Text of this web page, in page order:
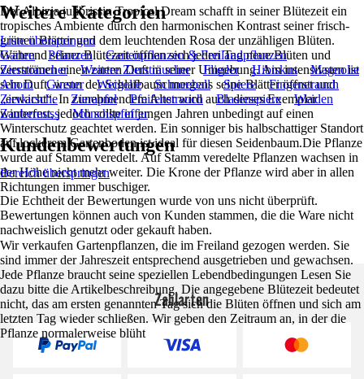
Der Albizia julibrissin Tropical Dream schafft in seiner Blütezeit ein
tropisches Ambiente durch den harmonischen Kontrast seiner frisch-
grünen Blätter und dem leuchtenden Rosa der unzähligen Blüten.
Während seiner Blütezeit öffnen sich jeden Tag neue Blüten und
verströmen einen zarten Duft in seiner Umgebung. Am intensivsten ist
sein Duft, wenn der Schlafbaum morgens seine Blätter öffnet und
„erwacht“. In zunehmendem Alter wird auch dieses Exemplar
winterfest, jedoch sollte in jungen Jahren unbedingt auf einen
Winterschutz geachtet werden. Ein sonniger bis halbschattiger Standort
auf lockerem Gartenboden ist ideal für diesen Seidenbaum.Die Pflanze
wurde auf Stamm veredelt. Auf Stamm veredelte Pflanzen wachsen in
der Höhe nicht mehr weiter. Die Krone der Pflanze wird aber in allen
Richtungen immer buschiger.
Wir verkaufen Gartenpflanzen, die im Freiland gezogen werden. Sie
sind immer der Jahreszeit entsprechend ausgetrieben und gewachsen.
Jede Pflanze braucht seine speziellen Lebendbedingungen Lesen Sie
dazu bitte die Artikelbeschreibung. Die angegebene Blütezeit bedeutet
nicht, das am ersten genannten Tag sich die Blüten öffnen und sich am
letzten Tag wieder schließen. Wir geben den Zeitraum an, in der die
Pflanze normalerweise blüht
Weitere Kategorien
Liste überspringen
Garten
Pflanzen
Gartenpflanzen & Freilandpflanzen
Ziersträucher
Weitere Ziersträucher Flieder Hibiskus
Magnolie
Ahorn
Ginster Weigelie Schneeball Spiere
Fingerstrauch
Zierkirsche
Zierapfel Pfeifenstrauch Blasenspiere
Weiden
Zaubernuss
Mönchspfeffer
Kundenbewertungen
Bereich überspringen
Die Echtheit der Bewertungen wurde von uns nicht überprüft.
Bewertungen können auch von Kunden stammen, die die Ware nicht
nachweislich genutzt oder gekauft haben.
Zahlarten